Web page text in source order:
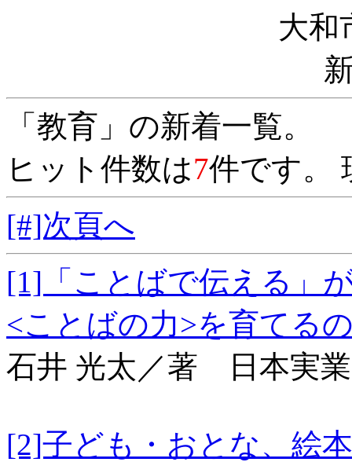
大和
「教育」の新着一覧。
ヒット件数は7件です。
[#]次頁へ
[1]「ことばで伝える
<ことばの力>を育て
石井 光太／著 日本実
[2]子ども・おとな、